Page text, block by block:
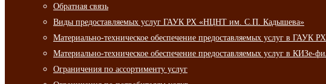
Обратная связь
Виды предоставляемых услуг ГАУК РХ «НЦНТ им. С.П. Кадышева»
Материально-техническое обеспечение предоставляемых услуг в
Материально-техническое обеспечение предоставляемых услуг в
Ограничения по ассортименту услуг